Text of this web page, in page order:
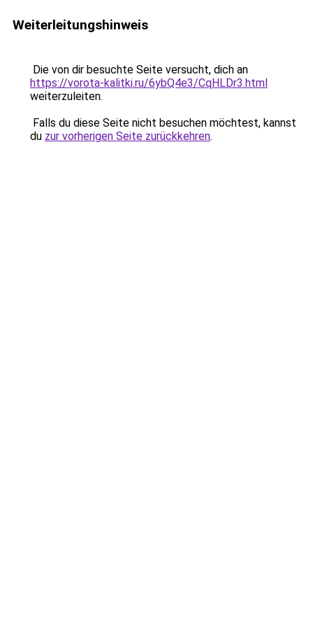
Weiterleitungshinweis
Die von dir besuchte Seite versucht, dich an
https://vorota-kalitki.ru/6ybQ4e3/CqHLDr3.html
weiterzuleiten.
Falls du diese Seite nicht besuchen möchtest, kannst
du zur vorherigen Seite zurückkehren.